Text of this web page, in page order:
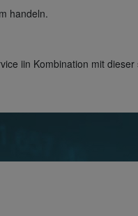
handeln.
iin Kombination mit